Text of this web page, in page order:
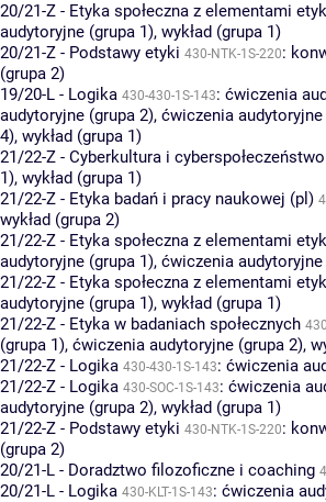
20/21-Z - Etyka społeczna z elementami
audytoryjne (grupa 1), wykład (grupa 1)
20/21-Z - Podstawy etyki 430-NTK-1S-220:
(grupa 2)
19/20-L - Logika 430-430-1S-143: ćwiczenia
audytoryjne (grupa 2), ćwiczenia audytoryjne
4), wykład (grupa 1)
21/22-Z - Cyberkultura i cyberspołeczeństwo
1), wykład (grupa 1)
21/22-Z - Etyka badań i pracy naukowej (pl)
wykład (grupa 2)
21/22-Z - Etyka społeczna z elementami
audytoryjne (grupa 1), ćwiczenia audytoryjne
21/22-Z - Etyka społeczna z elementami
audytoryjne (grupa 1), wykład (grupa 1)
21/22-Z - Etyka w badaniach społecznych
(grupa 1), ćwiczenia audytoryjne (grupa 2),
21/22-Z - Logika 430-430-1S-143: ćwiczenia
21/22-Z - Logika 430-SOC-1S-143: ćwiczenia
audytoryjne (grupa 2), wykład (grupa 1)
21/22-Z - Podstawy etyki 430-NTK-1S-220:
(grupa 2)
20/21-L - Doradztwo filozoficzne i coaching
20/21-L - Logika 430-KLT-1S-143: ćwiczenia